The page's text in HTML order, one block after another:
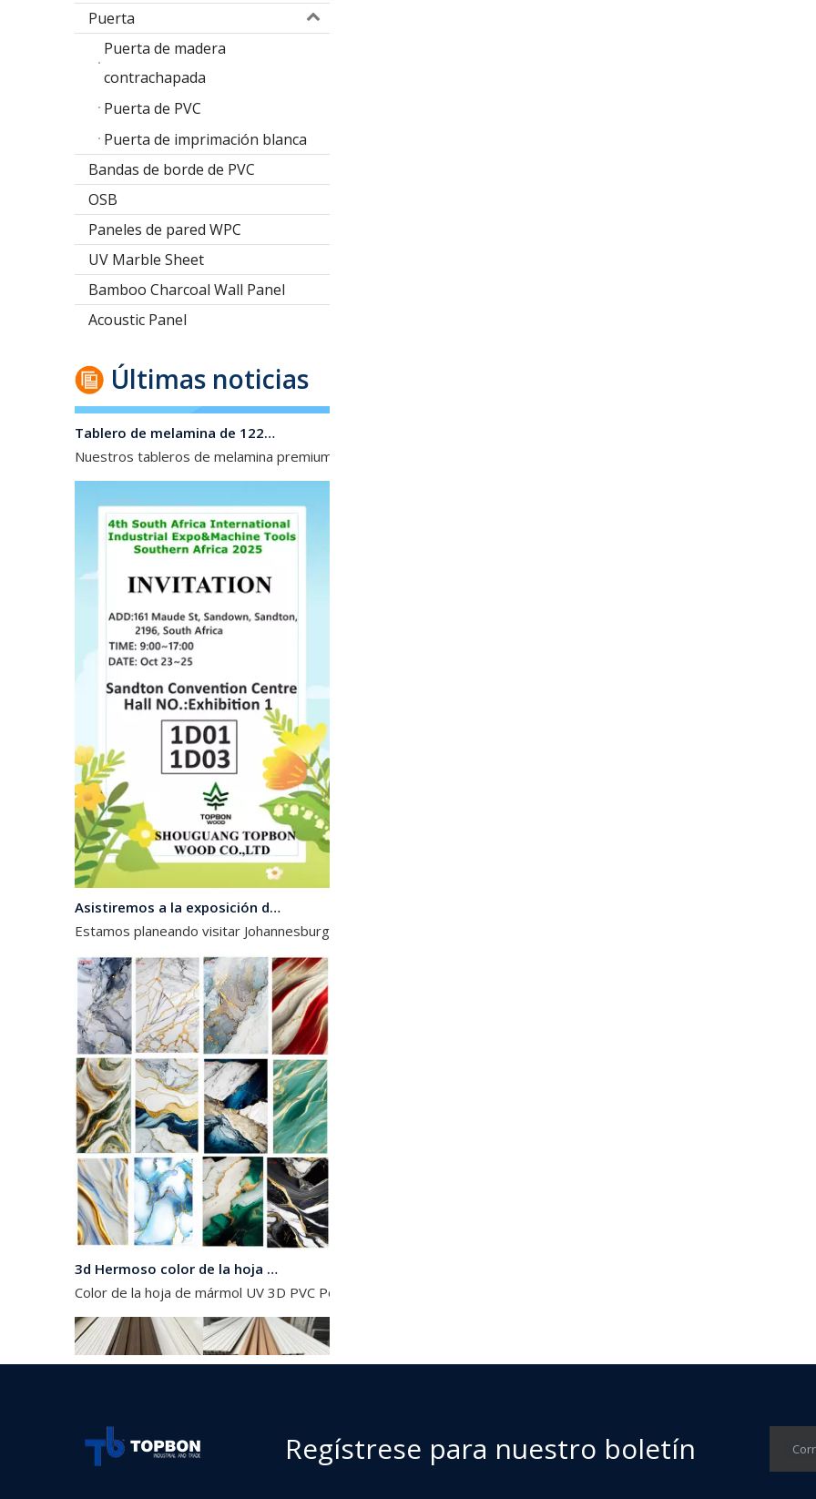
Puerta
Puerta de madera
contrachapada
Puerta de PVC
Puerta de imprimación blanca
Bandas de borde de PVC
OSB
Paneles de pared WPC
UV Marble Sheet
Bamboo Charcoal Wall Panel
Acoustic Panel
Últimas noticias
Tablero de melamina de 1220*2440 mm/2100*2800/1830*2745 mm/2140*2440 mm/1830*2440 mm para el mercado de América Central y del Sur
Nuestros tableros de melamina premium, disponibles con sustratos de MDF o tableros de partículas, son los más
Asistiremos a la exposición de Sudáfrica en Octomber
Estamos planeando visitar Johannesburgo, Sudáfrica, en octubre y estaríamos encantados de organizar una
3d Hermoso color de la hoja de mármol de PVC
Color de la hoja de mármol UV 3D PVC Podemos hacer cualquier color siempre que pueda enviarnos su alto
Regístrese para nuestro boletín